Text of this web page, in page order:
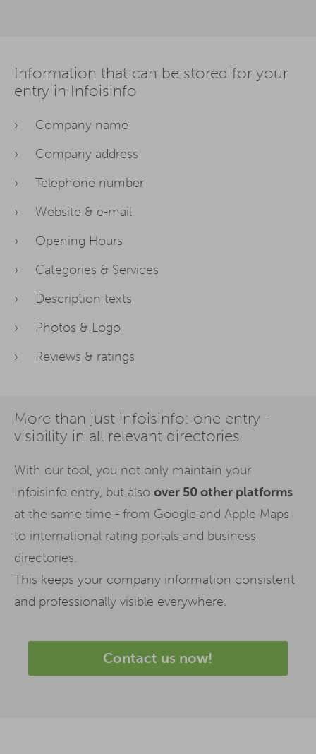
Information that can be stored for your
entry in Infoisinfo
Company name
Company address
Telephone number
Website & e-mail
Opening Hours
Categories & Services
Description texts
Photos & Logo
Reviews & ratings
More than just infoisinfo: one entry -
visibility in all relevant directories
With our tool, you not only maintain your
Infoisinfo entry, but also over 50 other platforms
at the same time - from Google and Apple Maps
to international rating portals and business
directories.
This keeps your company information consistent
and professionally visible everywhere.
Contact us now!